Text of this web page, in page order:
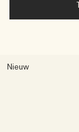
Nieuw